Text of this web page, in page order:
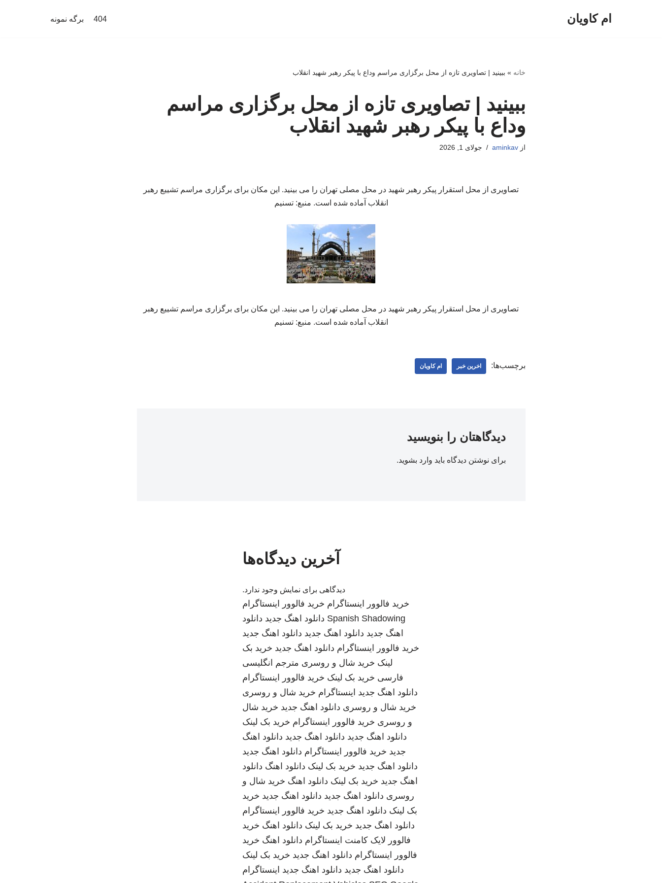
ام کاویان 404 برگه نمونه
خانه » ببینید | تصاویری تازه از محل برگزاری مراسم وداع با پیکر رهبر شهید انقلاب
ببینید | تصاویری تازه از محل برگزاری مراسم
وداع با پیکر رهبر شهید انقلاب
ازaminkav جولای 1, 2026
تصاویری از محل استقرار پیکر رهبر شهید در محل مصلی تهران را می بینید. این مکان برای برگزاری مراسم تشییع رهبر
انقلاب آماده شده است. منبع: تسنیم
تصاویری از محل استقرار پیکر رهبر شهید در محل مصلی تهران را می بینید. این مکان برای برگزاری مراسم تشییع رهبر
انقلاب آماده شده است. منبع: تسنیم
برچسب‌ها: اخرین خبر ام کاویان
دیدگاهتان را بنویسید
برای نوشتن دیدگاه باید وارد بشوید.
آخرین دیدگاه‌ها
دیدگاهی برای نمایش وجود ندارد.
خرید فالوور اینستاگرام خرید فالوور اینستاگرام
Spanish Shadowing دانلود اهنگ جدید دانلود
اهنگ جدید دانلود اهنگ جدید دانلود اهنگ جدید
خرید فالوور اینستاگرام دانلود اهنگ جدید خرید بک
لینک خرید شال و روسری مترجم انگلیسی
فارسی خرید بک لینک خرید فالوور اینستاگرام
دانلود اهنگ جدید اینستاگرام خرید شال و روسری
خرید شال و روسری دانلود اهنگ جدید خرید شال
و روسری خرید فالوور اینستاگرام خرید بک لینک
دانلود اهنگ جدید دانلود اهنگ جدید دانلود اهنگ
جدید خرید فالوور اینستاگرام دانلود اهنگ جدید
دانلود اهنگ جدید خرید بک لینک دانلود اهنگ دانلود
اهنگ جدید خرید بک لینک دانلود اهنگ خرید شال و
روسری دانلود اهنگ جدید دانلود اهنگ جدید خرید
بک لینک دانلود اهنگ جدید خرید فالوور اینستاگرام
دانلود اهنگ جدید خرید بک لینک دانلود اهنگ خرید
فالوور لایک کامنت اینستاگرام دانلود اهنگ خرید
فالوور اینستاگرام دانلود اهنگ جدید خرید بک لینک
دانلود اهنگ جدید دانلود اهنگ جدید اینستاگرام